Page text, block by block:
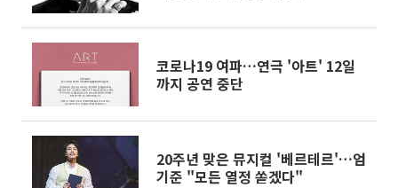
코로나19 여파…연극 '아트' 12일
까지 공연 중단
20주년 맞은 뮤지컬 '베르테르'…엄
기준 "모든 열정 쏟겠다"